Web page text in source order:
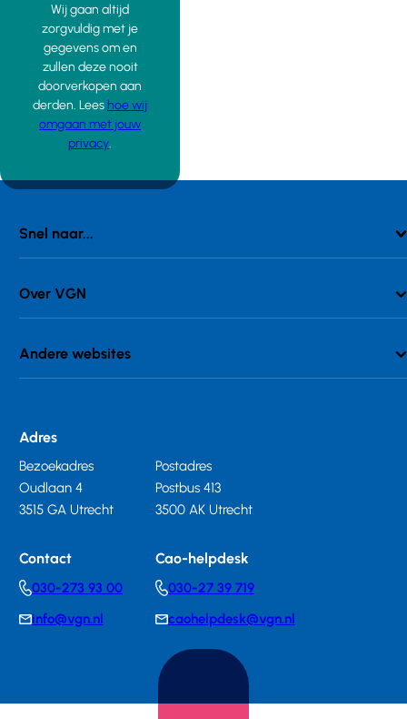
Wij gaan altijd
zorgvuldig met je
gegevens om en
zullen deze nooit
doorverkopen aan
derden. Lees hoe wij
omgaan met jouw
privacy.
Snel naar...
Over VGN
Andere websites
Adres
Bezoekadres
Oudlaan 4
3515 GA Utrecht
Postadres
Postbus 413
3500 AK Utrecht
Contact
Telephonenumber
030-273 93 00
E-info@vgn.nl
Cao-helpdesk
Telephonenumber
030-27 39 719
E-caohelpdesk@vgn.nl